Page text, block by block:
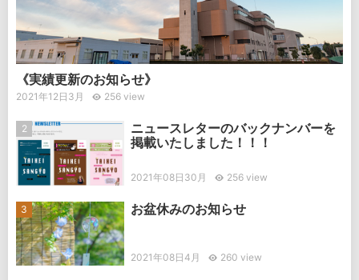
《実績更新のお知らせ》
2021年12日3月 256 view
ニュースレターのバックナンバーを
掲載いたしました！！！
2021年08日30月 256 view
お盆休みのお知らせ
2021年08日4月 260 view